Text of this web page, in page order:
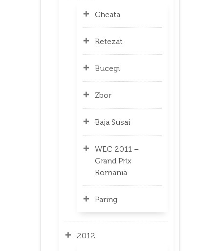
Gheata
Retezat
Bucegi
Zbor
Baja Susai
WEC 2011 –
Grand Prix
Romania
Paring
2012